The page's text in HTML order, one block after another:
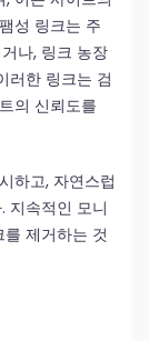
성 링크는 주
나, 링크 농장
러한 링크는 검
의 신뢰도를
하고, 자연스럽
지속적인 모니
제거하는 것